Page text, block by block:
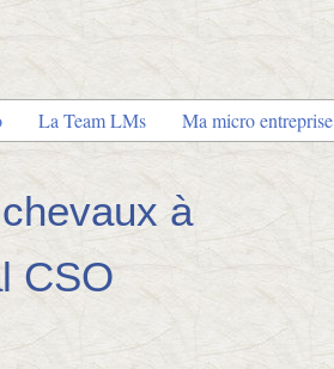
La Team LMs Ma micro entreprise
à
CSO